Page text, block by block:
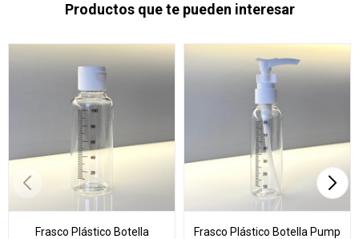
Productos que te pueden interesar
Frasco Plástico Botella
Frasco Plástico Botella Pump